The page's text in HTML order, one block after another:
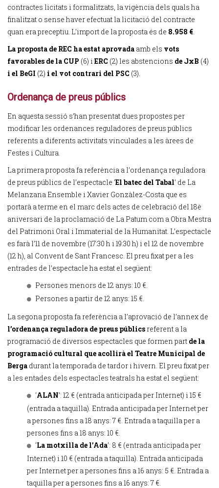
contractes licitats i formalitzats, la vigència dels quals ha
finalitzat o sense haver efectuat la licitació del contracte
quan era preceptiu. L’import de la proposta és de 8.958 €.
La proposta de REC ha estat aprovada amb els vots
favorables de la CUP (6) i ERC (2) les abstencions de JxB (4)
i el BeGI (2) i el vot contrari del PSC (3).
Ordenança de preus públics
En aquesta sessió s’han presentat dues propostes per
modificar les ordenances reguladores de preus públics
referents a diferents activitats vinculades a les àrees de
Festes i Cultura.
La primera proposta fa referència a l’ordenança reguladora
de preus públics de l’espectacle ‘El batec del Tabal’ de La
Melanzana Ensemble i Xavier Gonzàlez-Costa que es
portarà a terme en el marc dels actes de celebració del 18è
aniversari de la proclamació de La Patum com a Obra Mestra
del Patrimoni Oral i Immaterial de la Humanitat. L’espectacle
es farà l’11 de novembre (17:30 h i 19:30 h) i el 12 de novembre
(12 h), al Convent de Sant Francesc. El preu fixat per a les
entrades de l’espectacle ha estat el següent:
Persones menors de 12 anys: 10 €.
Persones a partir de 12 anys: 15 €.
La segona proposta fa referència a l’aprovació de l’annex de
l’ordenança reguladora de preus públics referent a la
programació de diversos espectacles que formen part de la
programació cultural que acollirà el Teatre Municipal de
Berga durant la temporada de tardor i hivern. El preu fixat per
a les entades dels espectacles teatrals ha estat el següent:
‘ALAN’: 12 € (entrada anticipada per Internet) i 15 €
(entrada a taquilla). Entrada anticipada per Internet per
a persones fins a 18 anys: 7 €. Entrada a taquilla per a
persones fins a 18 anys: 10 €.
‘La motxilla de l’Ada’: 8 € (entrada anticipada per
Internet) i 10 € (entrada a taquilla). Entrada anticipada
per Internet per a persones fins a 16 anys: 5 €. Entrada a
taquilla per a persones fins a 16 anys: 7 €.